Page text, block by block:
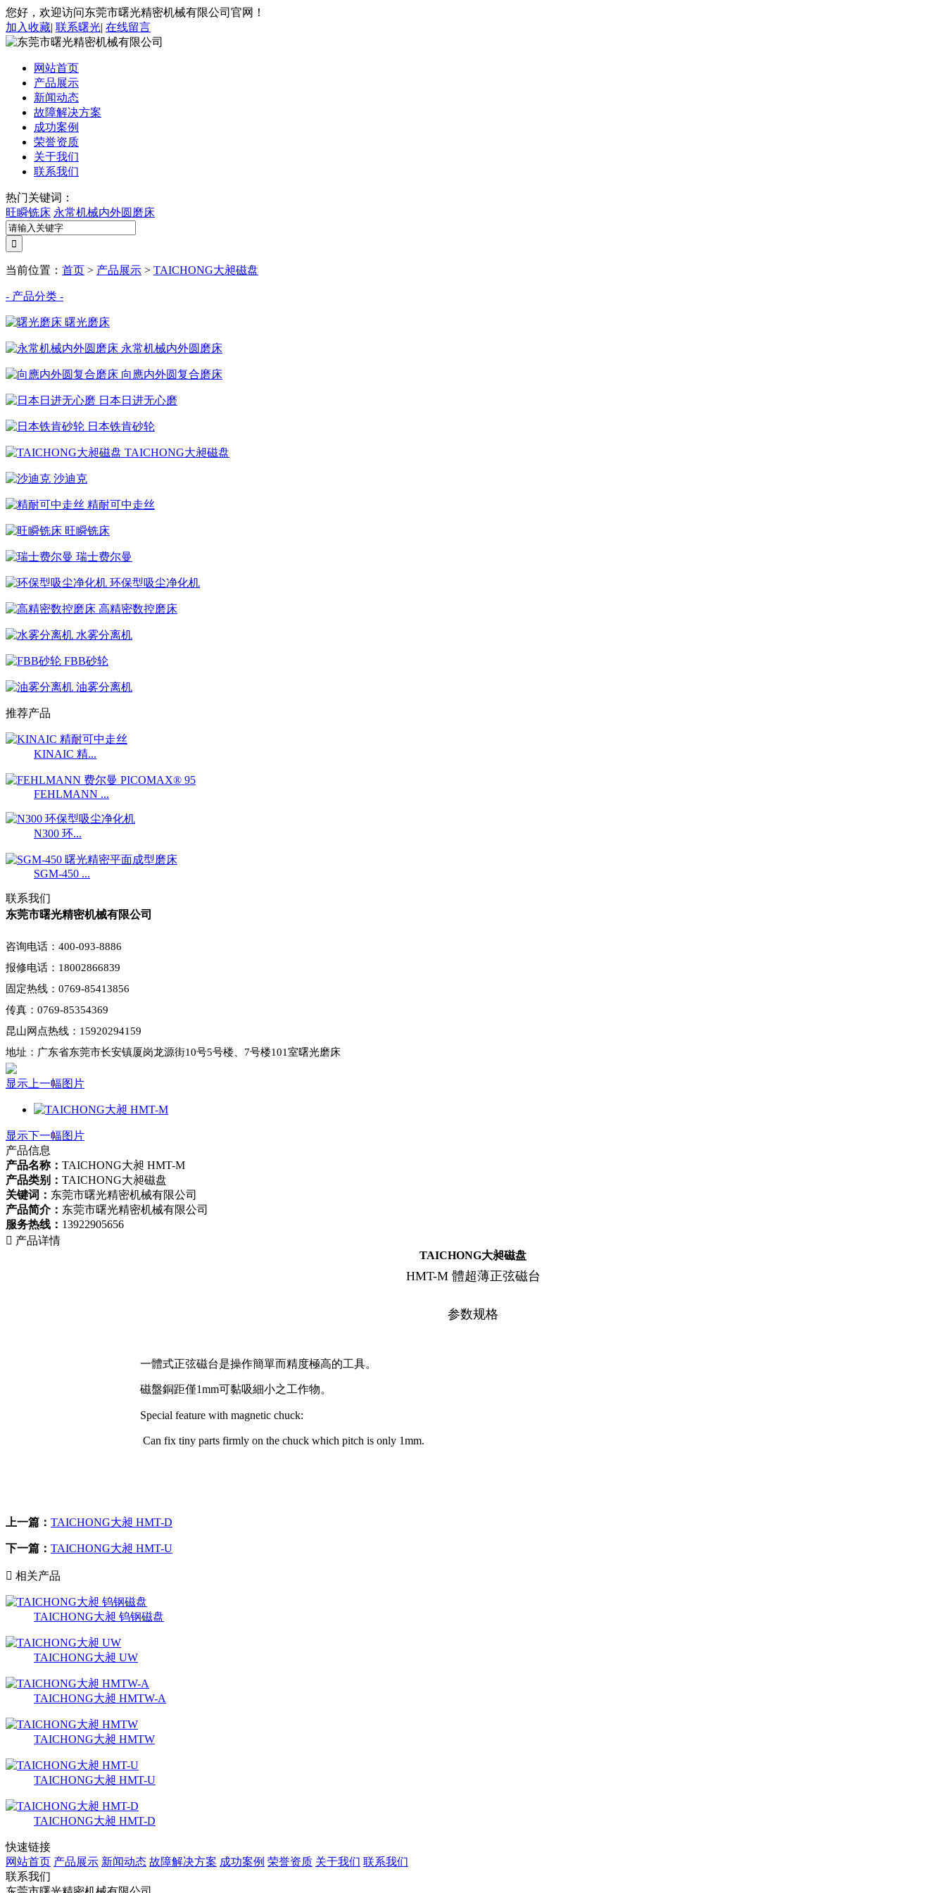
您好，欢迎访问东莞市曙光精密机械有限公司官网！
加入收藏| 联系曙光| 在线留言
网站首页
产品展示
新闻动态
故障解决方案
成功案例
荣誉资质
关于我们
联系我们
热门关键词：
旺瞬铣床 永常机械内外圆磨床
当前位置： 首页 > 产品展示 > TAICHONG大昶磁盘
- 产品分类 -
曙光磨床
永常机械内外圆磨床
向應内外圆复合磨床
日本日进无心磨
日本铁肯砂轮
TAICHONG大昶磁盘
沙迪克
精耐可中走丝
旺瞬铣床
瑞士费尔曼
环保型吸尘净化机
高精密数控磨床
水雾分离机
FBB砂轮
油雾分离机
推荐产品
KINAIC 精...
FEHLMANN ...
N300 环...
SGM-450 ...
联系我们
东莞市曙光精密机械有限公司
咨询电话：400-093-8886
报修电话：18002866839
固定热线：0769-85413856
传真：0769-85354369
昆山网点热线：15920294159
地址：广东省东莞市长安镇厦岗龙源街10号5号楼、7号楼101室曙光磨床
显示上一幅图片
显示下一幅图片
产品信息
产品名称： TAICHONG大昶 HMT-M
产品类别： TAICHONG大昶磁盘
关键词： 东莞市曙光精密机械有限公司
产品简介： 东莞市曙光精密机械有限公司
服务热线： 13922905656
 产品详情
TAICHONG大昶磁盘
HMT-M 體超薄正弦磁台
参数规格
一體式正弦磁台是操作簡單而精度極高的工具。
磁盤銅距僅1mm可黏吸細小之工作物。
Special feature with magnetic chuck:
Can fix tiny parts firmly on the chuck which pitch is only 1mm.
上一篇： TAICHONG大昶 HMT-D
下一篇： TAICHONG大昶 HMT-U
 相关产品
TAICHONG大昶 钨钢磁盘
TAICHONG大昶 UW
TAICHONG大昶 HMTW-A
TAICHONG大昶 HMTW
TAICHONG大昶 HMT-U
TAICHONG大昶 HMT-D
快速链接
网站首页 产品展示 新闻动态 故障解决方案 成功案例 荣誉资质 关于我们 联系我们
联系我们